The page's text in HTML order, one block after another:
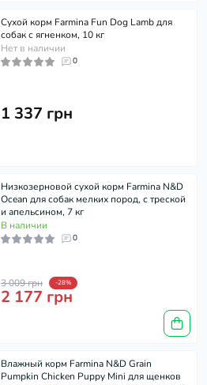
Сухой корм Farmina Fun Dog Lamb для
собак с ягненком, 10 кг
Нет в наличии
0
1 337 грн
Низкозерновой сухой корм Farmina N&D
Ocean для собак мелких пород, с треской
и апельсином, 7 кг
В наличии
0
3 009 грн -28%
2 177 грн
Влажный корм Farmina N&D Grain
Pumpkin Chicken Puppy Mini для щенков